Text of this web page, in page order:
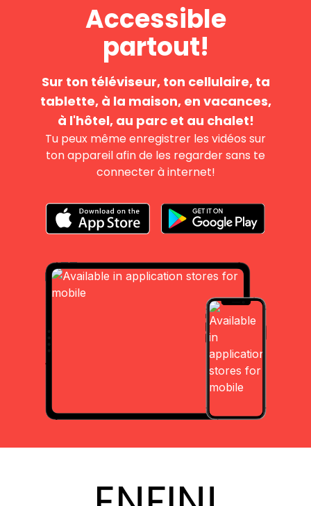
​​Accessible
partout!
Sur ton téléviseur, ton cellulaire, ta
tablette, à la maison, en vacances,
à l'hôtel, au parc et au chalet!
Tu peux même enregistrer les vidéos sur
ton appareil afin de les regarder sans te
connecter à internet!